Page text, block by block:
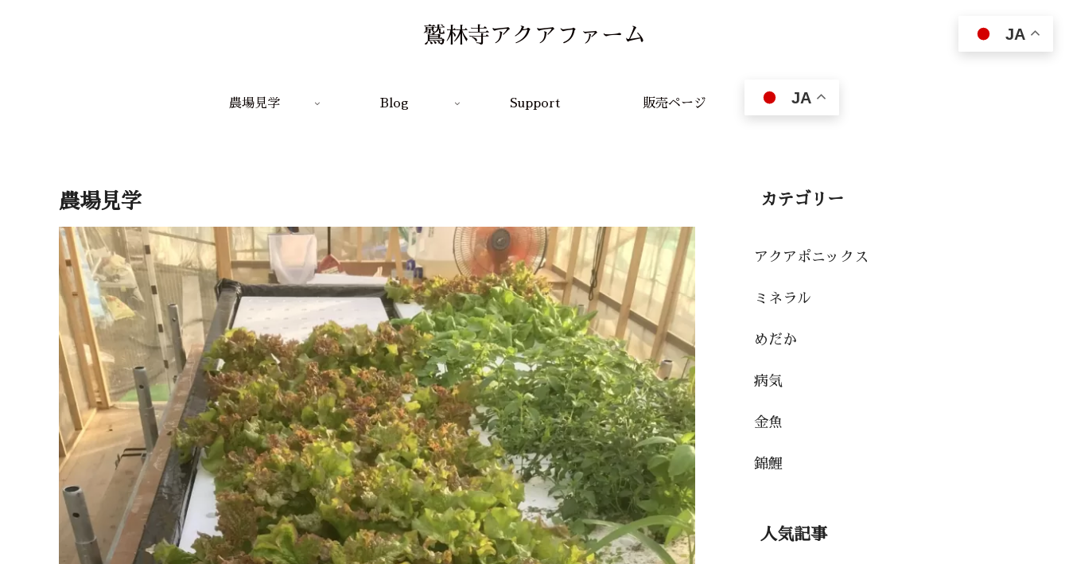
鷲林寺アクアファーム
農場見学 Blog Support 販売ページ JA
農場見学 カテゴリー
アクアポニックス
ミネラル
めだか
病気
金魚
錦鯉
人気記事
JA